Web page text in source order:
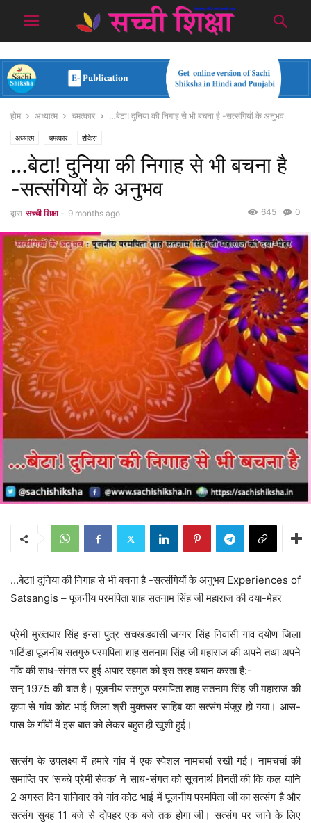
होम अध्यात्म चमत्कार …बेटा! दुनिया की निगाह से भी बचना है -सत्संगियों के अनुभव
अध्यात्म चमत्कार शोकेस
…बेटा! दुनिया की निगाह से भी बचना है
-सत्संगियों के अनुभव
द्वारा सच्ची शिक्षा - 9 months ago 0
645
…बेटा! दुनिया की निगाह से भी बचना है -सत्संगियों के अनुभव Experiences of
Satsangis – पूजनीय परमपिता शाह सतनाम सिंह जी महाराज की दया-मेहर
प्रेमी मुख्तयार सिंह इन्सां पुत्र सचखंडवासी जग्गर सिंह निवासी गांव दयोण जिला
भटिंडा पूजनीय सतगुरु परमपिता शाह सतनाम सिंह जी महाराज की अपने तथा अपने
गाँव की साध-संगत पर हुई अपार रहमत को इस तरह बयान करता है:-
सन् 1975 की बात है। पूजनीय सतगुरु परमपिता शाह सतनाम सिंह जी महाराज की
कृपा से गांव कोट भाई जिला श्री मुक्तसर साहिब का सत्संग मंजूर हो गया। आस-
पास के गाँवों में इस बात को लेकर बहुत ही खुशी हुई।
सत्संग के उपलक्ष्य में हमारे गांव में एक स्पेशल नामचर्चा रखी गई। नामचर्चा की
समाप्ति पर ‘सच्चे प्रेमी सेवक’ ने साध-संगत को सूचनार्थ विनती की कि कल यानि
2 अगस्त दिन शनिवार को गांव कोट भाई में पूजनीय परमपिता जी का सत्संग है और
सत्संग सुबह 11 बजे से दोपहर एक बजे तक होगा जी। सत्संग पर जाने के लिए